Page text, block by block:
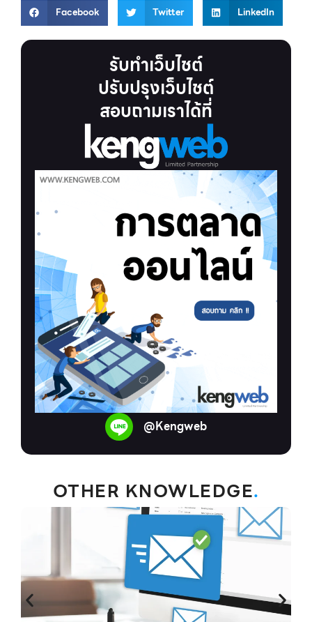
Facebook
Twitter LinkedIn
รับทำเว็บไชต์
ปรับปรุงเว็บไชต์
สอบถามเราได้ที่
@Kengweb
OTHER KNOWLEDGE.